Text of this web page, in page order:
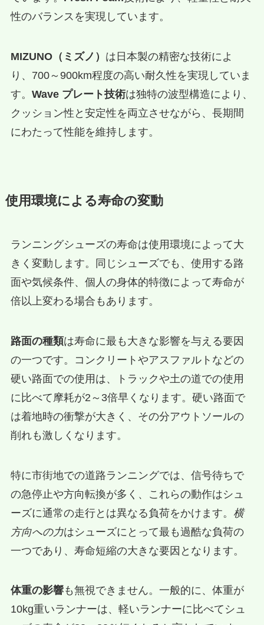
性のバランスを実現しています。
MIZUNO（ミズノ） は日本製の精密な技術によ
り、700～900km程度の高い耐久性を実現していま
す。 Wave プレート技術は独特の波型構造により、
クッション性と安定性を両立させながら、長期間
にわたって性能を維持します。
使用環境による寿命の変動
ランニングシューズの寿命は使用環境によって大
きく変動します。同じシューズでも、使用する路
面や気候条件、個人の身体的特徴によって寿命が
倍以上変わる場合もあります。
路面の種類は寿命に最も大きな影響を与える要因
の一つです。コンクリートやアスファルトなどの
硬い路面での使用は、トラックや土の道での使用
に比べて摩耗が2～3倍早くなります。硬い路面で
は着地時の衝撃が大きく、その分アウトソールの
削れも激しくなります。
特に市街地での道路ランニングでは、信号待ちで
の急停止や方向転換が多く、これらの動作はシュ
ーズに通常の走行とは異なる負荷をかけます。 横
方向への力はシューズにとって最も過酷な負荷の
一つであり、寿命短縮の大きな要因となります。
体重の影響も無視できません。一般的に、体重が
10kg重いランナーは、軽いランナーに比べてシュ